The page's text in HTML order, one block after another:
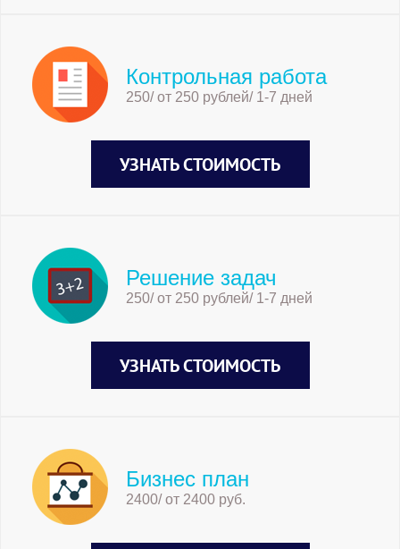
Контрольная работа
250/ от 250 рублей/ 1-7 дней
УЗНАТЬ СТОИМОСТЬ
Решение задач
250/ от 250 рублей/ 1-7 дней
УЗНАТЬ СТОИМОСТЬ
Бизнес план
2400/ от 2400 руб.